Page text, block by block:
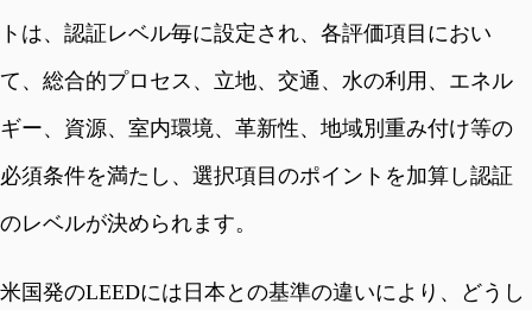
トは、認証レベル毎に設定され、各評価項目におい
て、総合的プロセス、立地、交通、水の利用、エネル
ギー、資源、室内環境、革新性、地域別重み付け等の
必須条件を満たし、選択項目のポイントを加算し認証
のレベルが決められます。
米国発のLEEDには日本との基準の違いにより、どうし